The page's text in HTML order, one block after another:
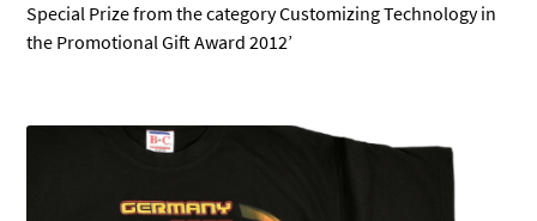
Special Prize from the category Customizing Technology in
the Promotional Gift Award 2012’